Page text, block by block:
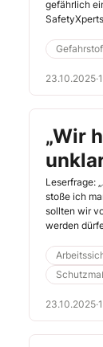
gefährlich
23.10.2025·
„Wir
Leserfrage:
stoße ich
sollten wir
werden
23.10.2025·